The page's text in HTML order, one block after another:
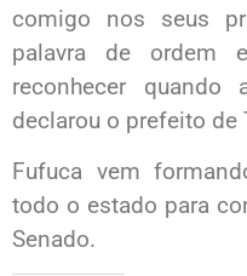
comigo nos seus
palavra de ordem
reconhecer quando
declarou o prefeito de
Fufuca vem
todo o estado para
Senado.